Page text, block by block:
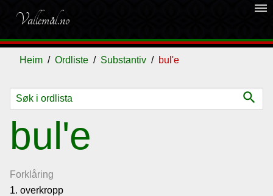
Vallemål.no
dehaze
Heim Ordliste Substantiv bul'e
search
bul'e
Forklåring
1. overkropp
Ordliste
Om
vallemålet